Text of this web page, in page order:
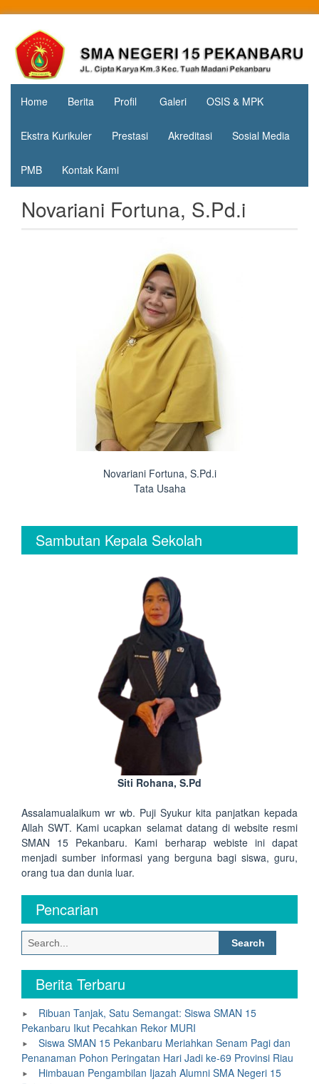
contentSMA
Negeri 15
Pekanbaru
Jl. Cipta
Karya
KM.3, Kec.
Tuah
Madani,
Home Berita Profil Galeri OSIS & MPK
Ekstra Kurikuler Prestasi Akreditasi Sosial Media
PMB Kontak Kami
Novariani Fortuna, S.Pd.i
Novariani Fortuna, S.Pd.i
Tata Usaha
Sambutan Kepala Sekolah
Siti Rohana, S.Pd
Assalamualaikum wr wb. Puji Syukur kita panjatkan kepada
Allah SWT. Kami ucapkan selamat datang di website resmi
SMAN 15 Pekanbaru. Kami berharap webiste ini dapat
menjadi sumber informasi yang berguna bagi siswa, guru,
orang tua dan dunia luar.
Pencarian
Search
for:
Berita Terbaru
Ribuan Tanjak, Satu Semangat: Siswa SMAN 15
Pekanbaru Ikut Pecahkan Rekor MURI
Siswa SMAN 15 Pekanbaru Meriahkan Senam Pagi dan
Penanaman Pohon Peringatan Hari Jadi ke-69 Provinsi Riau
Himbauan Pengambilan Ijazah Alumni SMA Negeri 15